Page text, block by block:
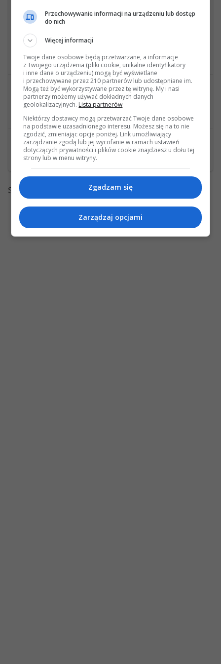
wysłana przez stailaiker
Ostatnia wiadomość: 23 Marca 2023, 20:09 46s wysłana przez stailaiker
wysłana przez tomek.bp 2 48986
Pomoc w zakupie - pierwszy W212
Ostatnia wiadomość: 11 Marca 2023, 21:46 30s wysłana przez tomek.bp
wysłana przez bbenz 0 41977
350CDI kombi
Strony:
Przechowywanie informacji na urządzeniu lub dostęp
do nich
Więcej informacji
Twoje dane osobowe będą przetwarzane, a informacje
z Twojego urządzenia (pliki cookie, unikalne identyfikatory
i inne dane o urządzeniu) mogą być wyświetlane
i przechowywane przez 210 partnerów lub udostępniane im.
Mogą też być wykorzystywane przez tę witrynę. My i nasi
partnerzy możemy używać dokładnych danych
geolokalizacyjnych. Lista partnerów
Niektórzy dostawcy mogą przetwarzać Twoje dane osobowe
na podstawie uzasadnionego interesu. Możesz się na to nie
zgodzić, zmieniając opcje poniżej. Link umożliwiający
zarządzanie zgodą lub jej wycofanie w ramach ustawień
dotyczących prywatności i plików cookie znajdziesz u dołu tej
strony lub w menu witryny.
Zgadzam się
Zarządzaj opcjami